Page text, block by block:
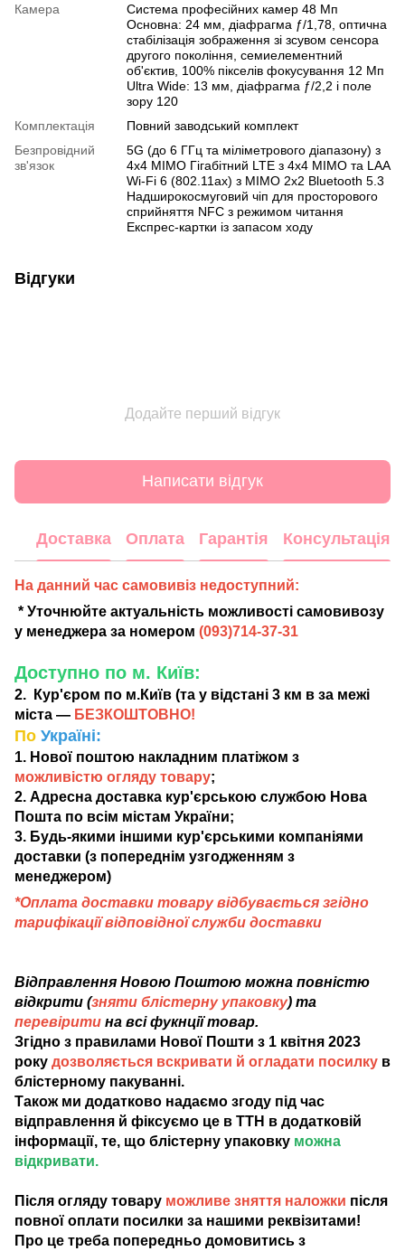
Камера
Система професійних камер 48 Мп
Основна: 24 мм, діафрагма ƒ/1,78, оптична
стабілізація зображення зі зсувом сенсора
другого покоління, семиелементний
об'єктив, 100% пікселів фокусування 12 Мп
Ultra Wide: 13 мм, діафрагма ƒ/2,2 і поле
зору 120
Комплектація
Повний заводський комплект
Безпровідний
зв'язок
5G (до 6 ГГц та міліметрового діапазону) з
4x4 MIMO Гігабітний LTE з 4x4 MIMO та LAA
Wi-Fi 6 (802.11ax) з MIMO 2x2 Bluetooth 5.3
Надширокосмуговий чіп для просторового
сприйняття NFC з режимом читання
Експрес-картки із запасом ходу
Відгуки
Додайте перший відгук
Написати відгук
Доставка Оплата Гарантія Консультація
На данний час самовивіз недоступний:
* Уточнюйте актуальність можливості самовивозу
у менеджера за номером (093)714-37-31
Доступно по м. Київ:
2. Кур'єром по м.Київ (та у відстані 3 км в за межі
міста — БЕЗКОШТОВНО!
По Україні:
1. Нової поштою накладним платіжом з
можливістю огляду товару;
2. Адресна доставка кур'єрською службою Нова
Пошта по всім містам України;
3. Будь-якими іншими кур'єрськими компаніями
доставки (з попереднім узгодженням з
менеджером)
*Оплата доставки товару відбувається згідно
тарифікації відповідної служби доставки
Відправлення Новою Поштою можна повністю
відкрити (зняти блістерну упаковку) та
перевірити на всі фукнції товар.
Згідно з правилами Нової Пошти з 1 квітня 2023
року дозволяється вскривати й огладати посилку в
блістерному пакуванні.
Також ми додатково надаємо згоду під час
відправлення й фіксуємо це в ТТН в додатковій
інформації, те, що блістерну упаковку можна
відкривати.
Після огляду товару можливе зняття наложки після
повної оплати посилки за нашими реквізитами!
Про це треба попередньо домовитись з